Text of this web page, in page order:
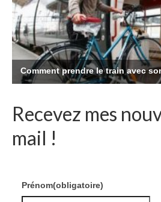
Recevez mes
mail !
Prénom(obligatoire)